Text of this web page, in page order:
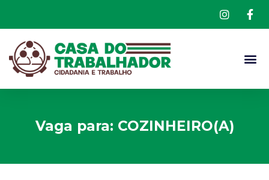
Vaga para: COZINHEIRO(A)